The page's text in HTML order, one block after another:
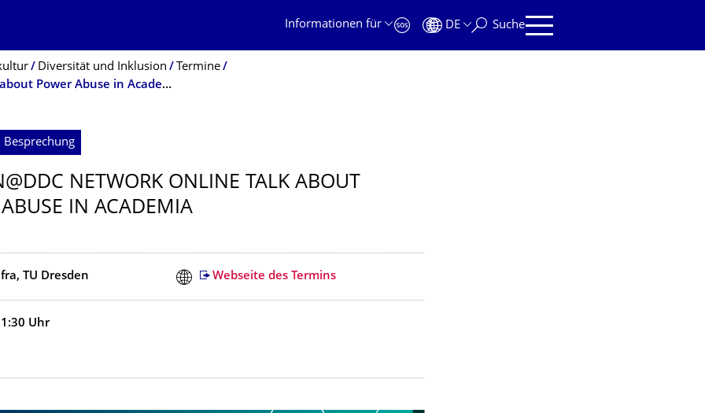
Informationen für
DE Suche
Diversität und Inklusion
Termine
Women@DDc Network Online Talk about Power Abuse in Academia
NETWORK ONLINE TALK ABOUT
ABUSE IN ACADEMIA
TU Dresden Webseite des Termins
Uhr